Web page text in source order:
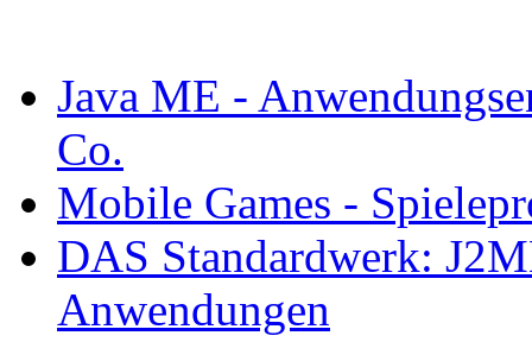
Java ME -
Co.
Mobile Games -
DAS Standardwerk:
Anwendungen